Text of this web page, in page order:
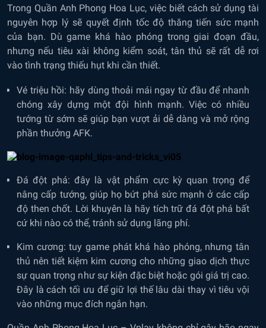
Trong Quần Anh Phong Hoa Lục, việc biết cách sử dụng tài
nguyên hợp lý sẽ quyết định tốc độ thăng tiến sức mạnh
của bạn. Dù game khá hào phóng trong giai đoạn đầu,
nhưng nếu tiêu xài không kiểm soát, tân thủ sẽ rất dễ rơi
vào tình trạng thiếu hụt khi cần thiết.
Vé triệu hồi: hãy dùng thoải mái ngay từ đầu để nhanh
chóng xây dựng một đội hình mạnh. Việc có nhiều
tướng từ sớm sẽ giúp bạn vượt ải dễ dàng và mở rộng
phần thưởng AFK.
Đá đột phá: đây là vật phẩm cực kỳ quan trọng để
nâng cấp tướng, giúp họ bứt phá sức mạnh ở các cấp
độ then chốt. Lời khuyên là hãy tích trữ đá đột phá bất
cứ khi nào có thể, tránh sử dụng lãng phí.
Kim cương: tuy game phát khá hào phóng, nhưng tân
thủ nên tiết kiệm kim cương cho những giao dịch thực
sự quan trọng như sự kiện đặc biệt hoặc gói giá trị cao.
Đây là cách tối ưu để giữ lợi thế lâu dài thay vì tiêu vội
vào những mục đích ngắn hạn.